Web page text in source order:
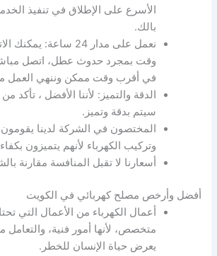
الأسرع على الإطلاق في تنفيذ
بالك.
نعمل على مدار 24 ساعة:
وقت بمجرد حدوث عطل، اتصل
في أقرب وقت ممكن وننهي العمل
الدقة والتميز: لأننا الأفضل ، تأكد
سيتم بدقة وتميز.
المختصون في الشركة لدينا يقومون
وتركيب الكهرباء لأنهم يتميزون
أسعارنا لا تقبل المنافسة مقارنة
أفضل وأرخص مصلح كهربائي في الكويت
أعمال الكهرباء من الأعمال التي
متخصص، لأنها أمور فنية، والتعامل
يعرض حياة الإنسان للخطر.